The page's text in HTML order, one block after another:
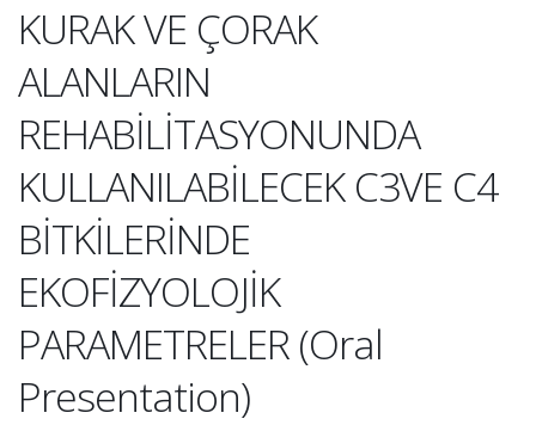
KURAK VE ÇORAK
ALANLARIN
REHABİLİTASYONUNDA
KULLANILABİLECEK C3VE C4
BİTKİLERİNDE
EKOFİZYOLOJİK
PARAMETRELER (Oral
Presentation)